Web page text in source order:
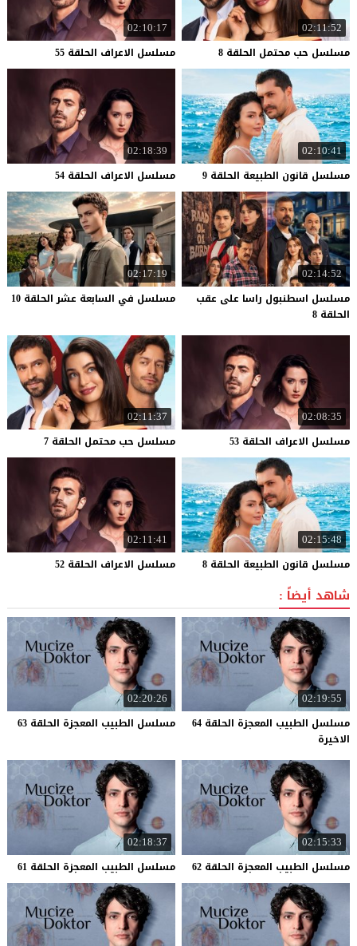
02:11:52
مسلسل حب محتمل الحلقة 8
02:10:17
مسلسل الاعراف الحلقة 55
02:10:41
مسلسل قانون الطبيعة الحلقة 9
02:18:39
مسلسل الاعراف الحلقة 54
02:14:52
مسلسل اسطنبول راسا على عقب
الحلقة 8
02:17:19
مسلسل في السابعة عشر الحلقة 10
02:08:35
مسلسل الاعراف الحلقة 53
02:11:37
مسلسل حب محتمل الحلقة 7
02:15:48
مسلسل قانون الطبيعة الحلقة 8
02:11:41
مسلسل الاعراف الحلقة 52
شاهد أيضاً :
02:19:55
مسلسل الطبيب المعجزة الحلقة 64
الاخيرة
02:20:26
مسلسل الطبيب المعجزة الحلقة 63
02:15:33
مسلسل الطبيب المعجزة الحلقة 62
02:18:37
مسلسل الطبيب المعجزة الحلقة 61